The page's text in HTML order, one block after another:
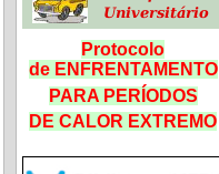
Protocolo
de ENFRENTAMENTO
PARA PERÍODOS
DE CALOR EXTREMO